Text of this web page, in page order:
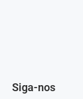
Siga-nos